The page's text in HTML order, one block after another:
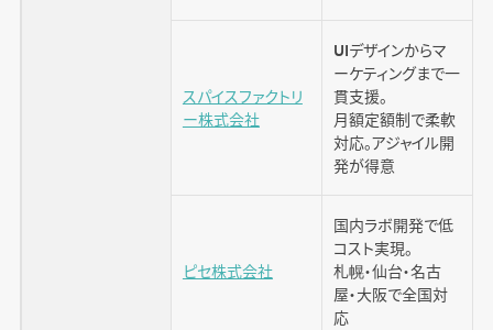
スパイスファクトリ
ー株式会社
UIデザインからマ
ーケティングまで一
貫支援。
月額定額制で柔軟
対応。アジャイル開
発が得意
ピセ株式会社
国内ラボ開発で低
コスト実現。
札幌・仙台・名古
屋・大阪で全国対
応